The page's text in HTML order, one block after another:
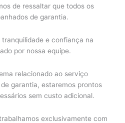
de ressaltar que todos os
de garantia.
e confiança na
por nossa equipe.
relacionado ao serviço
garantia, estaremos prontos
sem custo adicional.
exclusivamente com